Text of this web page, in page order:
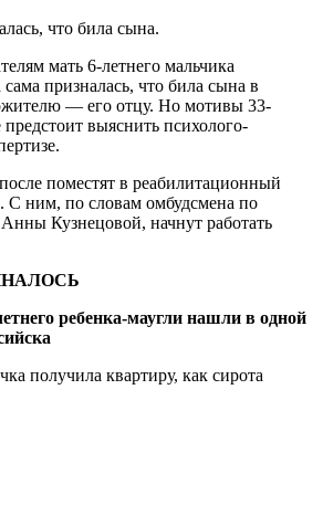
что била сына.
мать 6-летнего мальчика
призналась, что била сына в
— его отцу. Но мотивы 33-
выяснить психолого-
поместят в реабилитационный
С ним, по словам омбудсмена по
Кузнецовой, начнут работать
ребенка-маугли нашли в одной
получила квартиру, как сирота